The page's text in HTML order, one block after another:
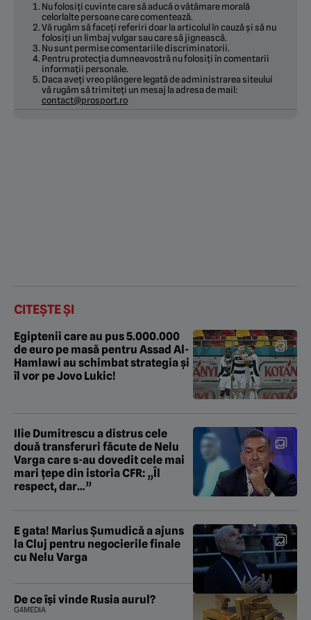
Nu folosiți cuvinte care să aducă o vătămare morală
celorlalte persoane care comentează.
Vă rugăm să faceți referiri doar la articolul în cauză și să nu
folosiți un limbaj vulgar sau care să jignească.
Nu sunt permise comentariile discriminatorii.
Pentru protecția dumneavostră nu folosiți în comentarii
informații personale.
Daca aveți vreo plângere legată de administrarea siteului
vă rugăm să trimiteți un mesaj la adresa de mail:
contact@prosport.ro
CITEȘTE ȘI
Egiptenii care au pus 5.000.000
de euro pe masă pentru Assad Al-
Hamlawi au schimbat strategia și
îl vor pe Jovo Lukic!
Ilie Dumitrescu a distrus cele
două transferuri făcute de Nelu
Varga care s-au dovedit cele mai
mari țepe din istoria CFR: „Îl
respect, dar…”
E gata! Marius Șumudică a ajuns
la Cluj pentru negocierile finale
cu Nelu Varga
De ce își vinde Rusia aurul?
G4MEDIA